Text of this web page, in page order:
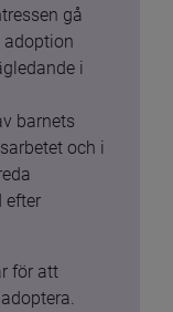
gå
adoption
i
barnets
och i
efter
för att